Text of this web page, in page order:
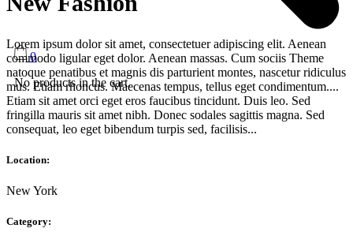
0
No products in the cart.
Lorem ipsum dolor sit amet, consectetuer adipiscing elit. Aenean
commodo ligular eget dolor. Aenean massas. Cum sociis Theme
natoque penatibus et magnis dis parturient montes, nascetur ridiculus
mus. Etiam rhoncus. Maecenas tempus, tellus eget condimentum....
Etiam sit amet orci eget eros faucibus tincidunt. Duis leo. Sed
fringilla mauris sit amet nibh. Donec sodales sagittis magna. Sed
consequat, leo eget bibendum turpis sed, facilisis...
Location:
New York
Category: